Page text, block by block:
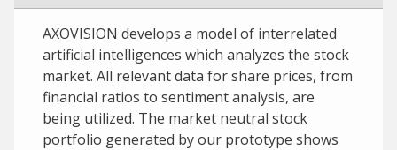
AXOVISION develops a model of interrelated
artificial intelligences which analyzes the stock
market. All relevant data for share prices, from
financial ratios to sentiment analysis, are
being utilized. The market neutral stock
portfolio generated by our prototype shows